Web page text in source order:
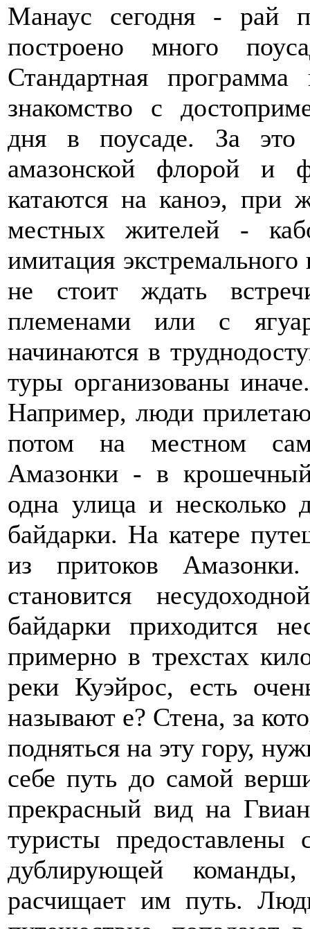
Манаус сегодня - рай
построено много
Стандартная
знакомство с
дня в поусаде. За это
амазонской флорой и
катаются на каноэ, при
местных жителей -
имитация
не стоит ждать
племенами или с
начинаются в
туры организованы
Например, люди
потом на местном
Амазонки - в
одна улица и несколько
байдарки. На катере
из притоков
становится
байдарки приходится
примерно в трехстах
реки Куэйрос, есть
называют е? Стена, за
подняться на эту гору,
себе путь до самой
прекрасный вид на
туристы
дублирующей
расчищает им путь.